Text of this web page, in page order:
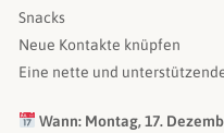
Snacks
Neue Kontakte knüpfen
Eine nette und
Wann: Montag, 17.